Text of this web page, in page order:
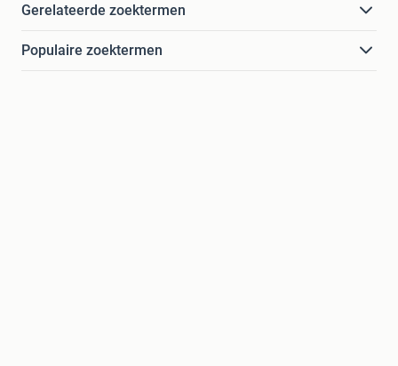
Gerelateerde zoektermen
Populaire zoektermen